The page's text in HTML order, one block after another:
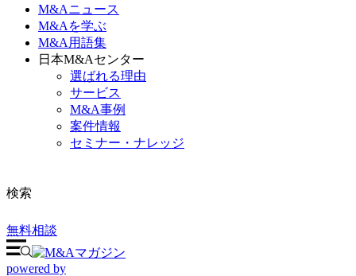
M&Aニュース
M&Aを学ぶ
M&A用語集
日本M&Aセンター
選ばれる理由
サービス
M&A事例
案件情報
セミナー・ナレッジ
検索
無料相談
powered by